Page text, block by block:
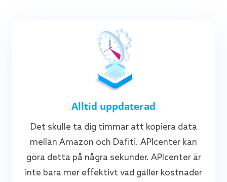
Alltid uppdaterad
Det skulle ta dig timmar att kopiera data
mellan Amazon och Dafiti. APIcenter kan
göra detta på några sekunder. APIcenter är
inte bara mer effektivt vad gäller kostnader